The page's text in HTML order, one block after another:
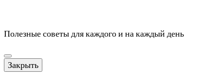
Полезные советы для каждого и на каждый день
Закрыть